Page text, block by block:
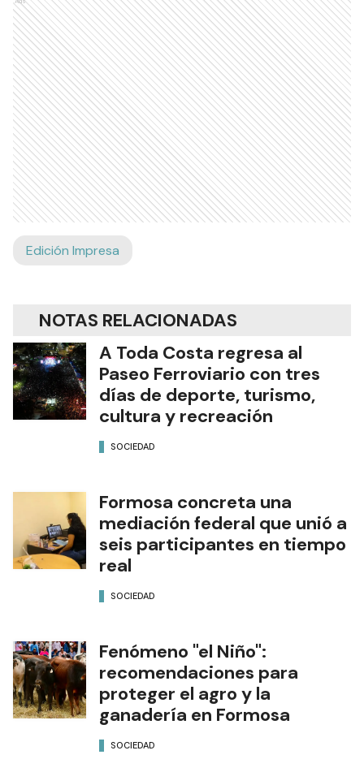
Edición Impresa
NOTAS RELACIONADAS
A Toda Costa regresa al
Paseo Ferroviario con tres
días de deporte, turismo,
cultura y recreación
SOCIEDAD
Formosa concreta una
mediación federal que unió a
seis participantes en tiempo
real
SOCIEDAD
Fenómeno "el Niño":
recomendaciones para
proteger el agro y la
ganadería en Formosa
SOCIEDAD